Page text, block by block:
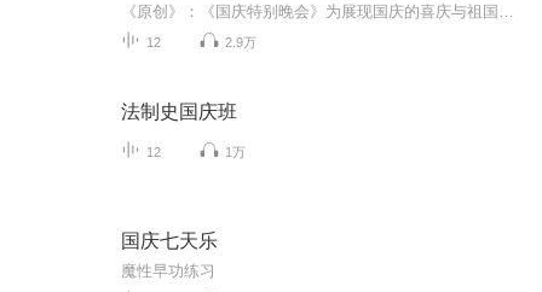
12 2.9万
法制史国庆班
12 1万
国庆七天乐
魔性早功练习